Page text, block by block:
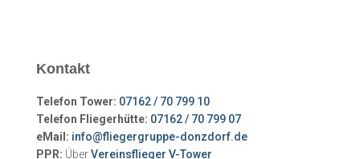
Kontakt
Telefon Tower: 07162 / 70 799 10
Telefon Fliegerhütte: 07162 / 70 799 07
eMail: info@fliegergruppe-donzdorf.de
PPR: ÜberVereinsflieger V-Tower